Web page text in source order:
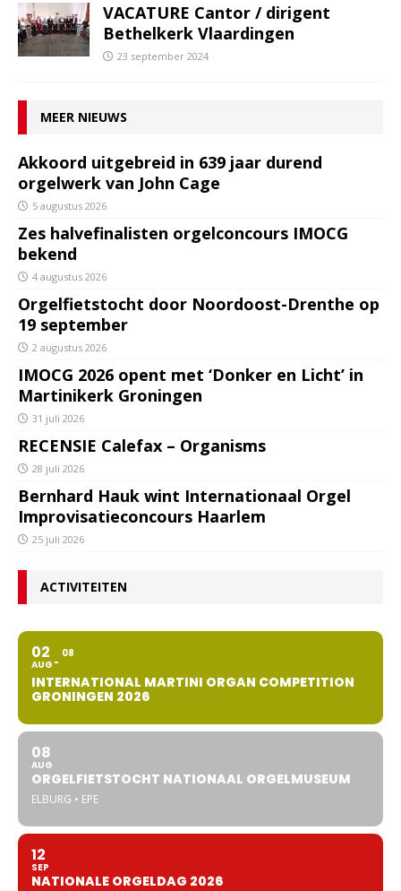
VACATURE Cantor / dirigent
Bethelkerk Vlaardingen
23 september 2024
MEER NIEUWS
Akkoord uitgebreid in 639 jaar durend
orgelwerk van John Cage
5 augustus 2026
Zes halvefinalisten orgelconcours IMOCG
bekend
4 augustus 2026
Orgelfietstocht door Noordoost-Drenthe op
19 september
2 augustus 2026
IMOCG 2026 opent met ‘Donker en Licht’ in
Martinikerk Groningen
31 juli 2026
RECENSIE Calefax – Organisms
28 juli 2026
Bernhard Hauk wint Internationaal Orgel
Improvisatieconcours Haarlem
25 juli 2026
ACTIVITEITEN
02
AUG
08
INTERNATIONAL MARTINI ORGAN COMPETITION
GRONINGEN 2026
08
AUG
ORGELFIETSTOCHT NATIONAAL ORGELMUSEUM
ELBURG • EPE
12
SEP
NATIONALE ORGELDAG 2026